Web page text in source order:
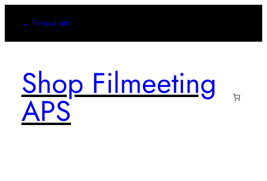
contenuto
← Torna al sito
Shop Filmeeting
APS